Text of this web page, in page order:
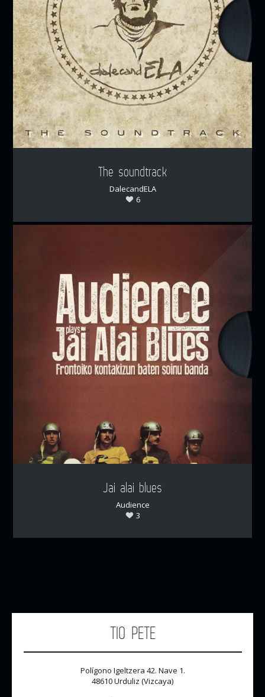
The soundtrack
DalecandELA
6
Jai alai blues
Audience
3
TIO PETE
Polígono Igeltzera 42. Nave 1.
48610 Urduliz (Vizcaya)